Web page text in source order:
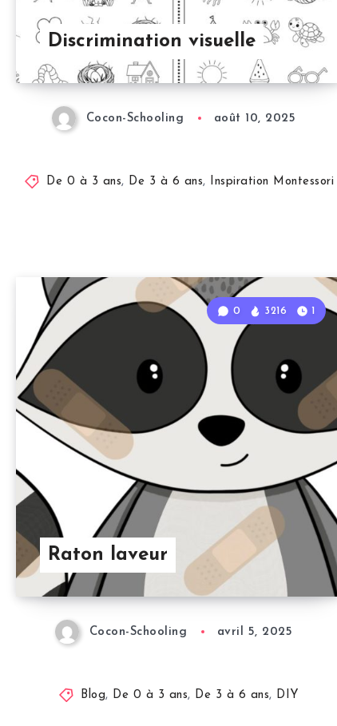
Discrimination visuelle
Cocon-Schooling août 10, 2025
De 0 à 3 ans, De 3 à 6 ans, Inspiration Montessori
Raton laveur
0 3216 1
Cocon-Schooling avril 5, 2025
Blog, De 0 à 3 ans, De 3 à 6 ans, DIY